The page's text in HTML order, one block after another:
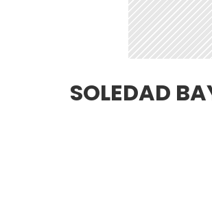
SOLEDAD